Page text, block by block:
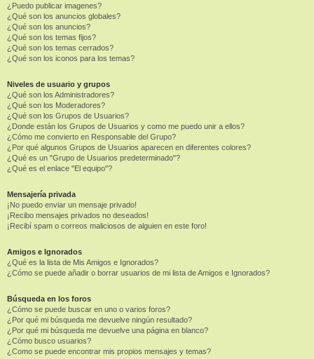
¿Puedo publicar imagenes?
¿Qué son los anuncios globales?
¿Qué son los anuncios?
¿Qué son los temas fijos?
¿Qué son los temas cerrados?
¿Qué son los iconos para los temas?
Niveles de usuario y grupos
¿Qué son los Administradores?
¿Qué son los Moderadores?
¿Qué son los Grupos de Usuarios?
¿Donde están los Grupos de Usuarios y como me puedo unir a ellos?
¿Cómo me convierto en Responsable del Grupo?
¿Por qué algunos Grupos de Usuarios aparecen en diferentes colores?
¿Qué es un "Grupo de Usuarios predeterminado"?
¿Qué es el enlace "El equipo"?
Mensajería privada
¡No puedo enviar un mensaje privado!
¡Recibo mensajes privados no deseados!
¡Recibí spam o correos maliciosos de alguien en este foro!
Amigos e Ignorados
¿Qué es la lista de Mis Amigos e Ignorados?
¿Cómo se puede añadir o borrar usuarios de mi lista de Amigos e Ignorados?
Búsqueda en los foros
¿Cómo se puede buscar en uno o varios foros?
¿Por qué mi búsqueda me devuelve ningún resultado?
¿Por qué mi búsqueda me devuelve una página en blanco?
¿Cómo busco usuarios?
¿Como se puede encontrar mis propios mensajes y temas?